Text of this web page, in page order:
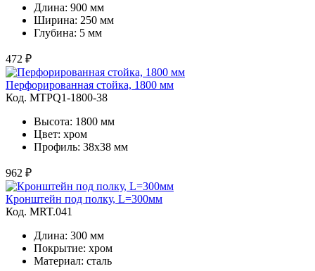
Длина: 900 мм
Ширина: 250 мм
Глубина: 5 мм
472 ₽
Перфорированная стойка, 1800 мм
Код. MTPQ1-1800-38
Высота: 1800 мм
Цвет: хром
Профиль: 38х38 мм
962 ₽
Кронштейн под полку, L=300мм
Код. MRT.041
Длина: 300 мм
Покрытие: хром
Материал: сталь